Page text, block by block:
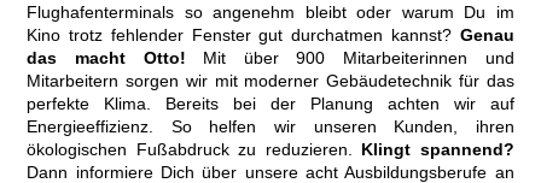
Flughafenterminals so angenehm bleibt oder warum Du im
Kino trotz fehlender Fenster gut durchatmen kannst? Genau
das macht Otto! Mit über 900 Mitarbeiterinnen und
Mitarbeitern sorgen wir mit moderner Gebäudetechnik für das
perfekte Klima. Bereits bei der Planung achten wir auf
Energieeffizienz. So helfen wir unseren Kunden, ihren
ökologischen Fußabdruck zu reduzieren. Klingt spannend?
Dann informiere Dich über unsere acht Ausbildungsberufe an